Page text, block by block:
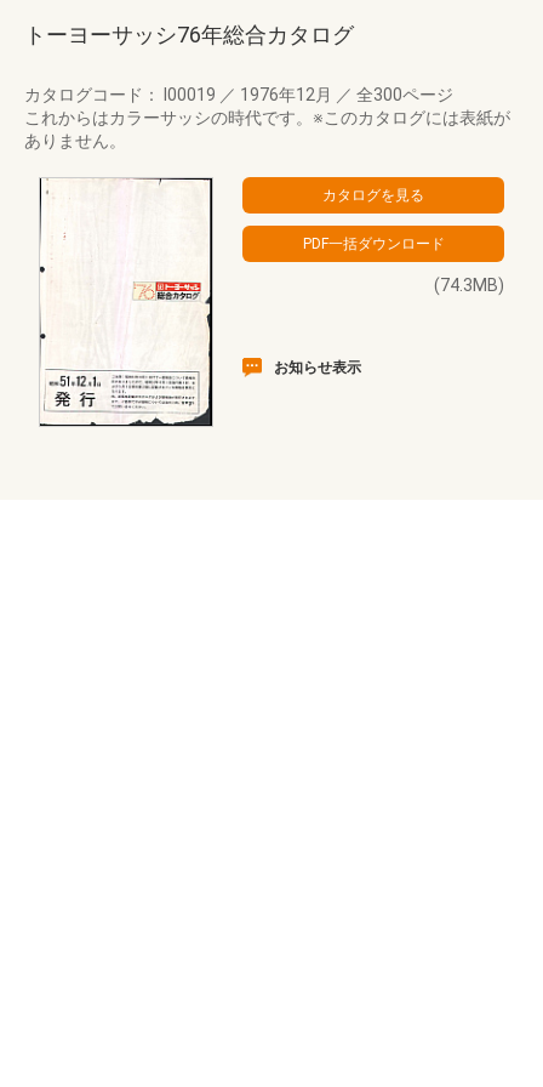
トーヨーサッシ76年総合カタログ
カタログコード： I00019 ／ 1976年12月 ／ 全300ページ
これからはカラーサッシの時代です。※このカタログには表紙が
ありません。
(74.3MB)
お知らせ表示